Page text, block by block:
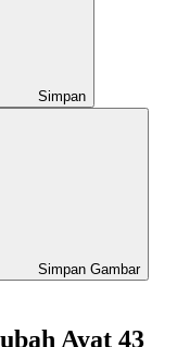
Simpan
Simpan Gambar
Ayat 43